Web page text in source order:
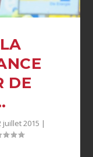
DE
juillet 2015 |